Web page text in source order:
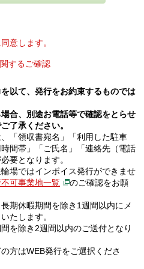
意します。
するご確認
以て、発行をお約束するものでは
合、別途お電話等で確認をとらせ
了承ください。
「領収書宛名」「利用した駐車
間帯」「ご氏名」「連絡先（電話
要となります。
場ではインボイス発行ができませ
可事業地一覧
のご確認をお願
期休暇期間を除き1週間以内にメ
たします。
を除き2週間以内のご送付となり
方はWEB発行をご選択くださ